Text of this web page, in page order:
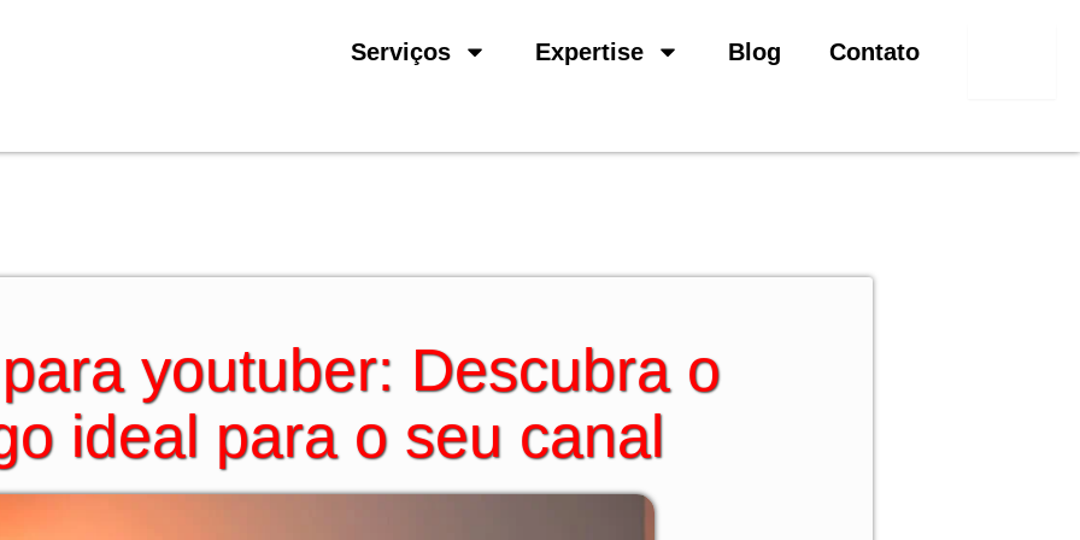
Serviços Expertise Blog Contato
youtuber: Descubra o
ideal para o seu canal